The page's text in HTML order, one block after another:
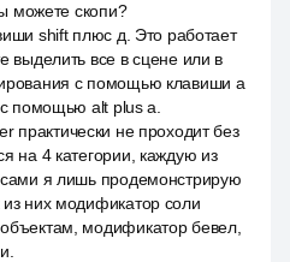
можете скопи?
shift плюс д. Это работает
выделить все в сцене или в
с помощью клавиши a
помощью alt plus a.
практически не проходит без
на 4 категории, каждую из
я лишь продемонстрирую
них модификатор соли
модификатор бевел,